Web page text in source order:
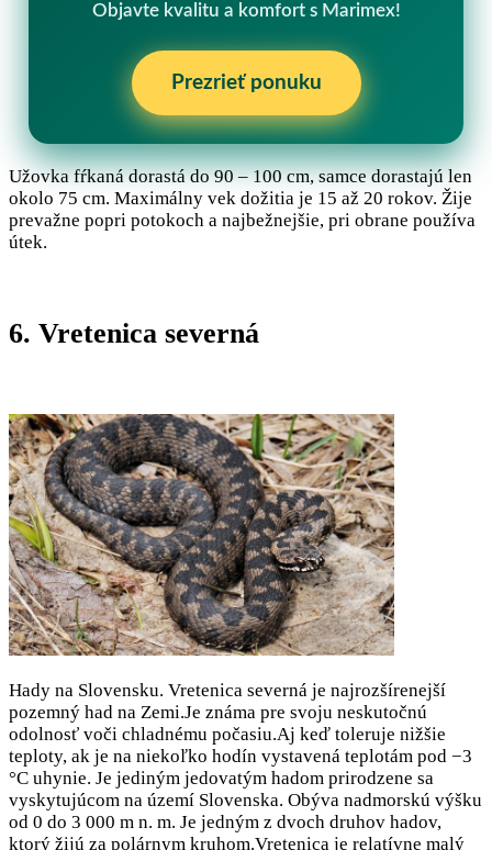
Objavte kvalitu a komfort s Marimex!
Prezrieť ponuku
Užovka fŕkaná dorastá do 90 – 100 cm, samce dorastajú len
okolo 75 cm. Maximálny vek dožitia je 15 až 20 rokov. Žije
prevažne popri potokoch a najbežnejšie, pri obrane používa
útek.
6. Vretenica severná
Hady na Slovensku. Vretenica severná je najrozšírenejší
pozemný had na Zemi.Je známa pre svoju neskutočnú
odolnosť voči chladnému počasiu.Aj keď toleruje nižšie
teploty, ak je na niekoľko hodín vystavená teplotám pod −3
°C uhynie. Je jediným jedovatým hadom prirodzene sa
vyskytujúcom na území Slovenska. Obýva nadmorskú výšku
od 0 do 3 000 m n. m. Je jedným z dvoch druhov hadov,
ktorý žijú za polárnym kruhom.Vretenica je relatívne malý